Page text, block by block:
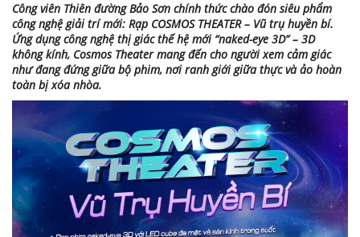
Công viên Thiên đường Bảo Sơn chính thức chào đón siêu phẩm
công nghệ giải trí mới: Rạp COSMOS THEATER – Vũ trụ huyền bí.
Ứng dụng công nghệ thị giác thế hệ mới “naked-eye 3D” – 3D
không kính, Cosmos Theater mang đến cho người xem cảm giác
như đang đứng giữa bộ phim, nơi ranh giới giữa thực và ảo hoàn
toàn bị xóa nhòa.